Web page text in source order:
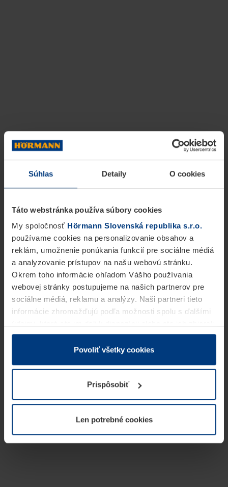
Súhlas Detaily O cookies
Táto webstránka používa súbory cookies
My spoločnosť Hörmann Slovenská republika s.r.o.
používame cookies na personalizovanie obsahov a
reklám, umožnenie ponúkania funkcií pre sociálne médiá
a analyzovanie prístupov na našu webovú stránku.
Okrem toho informácie ohľadom Vášho používania
webovej stránky postupujeme na našich partnerov pre
sociálne médiá, reklamu a analýzy. Naši partneri tieto
informácie zhromažďujú podľa možnosti spolu s ďalšími
v rámci Vášho využívania služieb.
Z právneho hľadiska môžeme cookies ukladať na Vašom
prevádzku tejto stránky. Pre všetky ostatné typy cookie
potrebujeme Vaše povolenie. Vaše povolenie môžete
kedykoľvek zmeniť alebo odvolať vo vysvetlení cookie
našej webovej stránky.
Povoliť všetky cookies
Prispôsobiť
Len potrebné cookies